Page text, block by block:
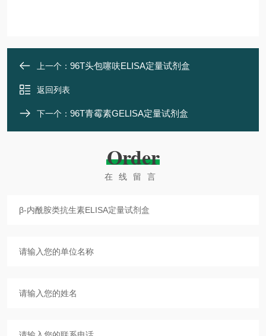
上一个： 96T头包噻呋ELISA定量试剂盒
返回列表
下一个： 96T青霉素GELISA定量试剂盒
Order
在线留言